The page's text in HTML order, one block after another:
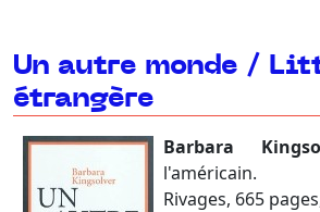
Un autre monde /
étrangère
Barbara
l'américain.
Rivages, 665